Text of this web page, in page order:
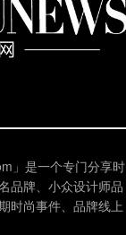
」是一个专门分享时
品牌、小众设计师品
时尚事件、品牌线上